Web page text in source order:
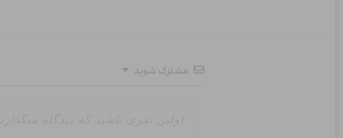
مشترک شوید